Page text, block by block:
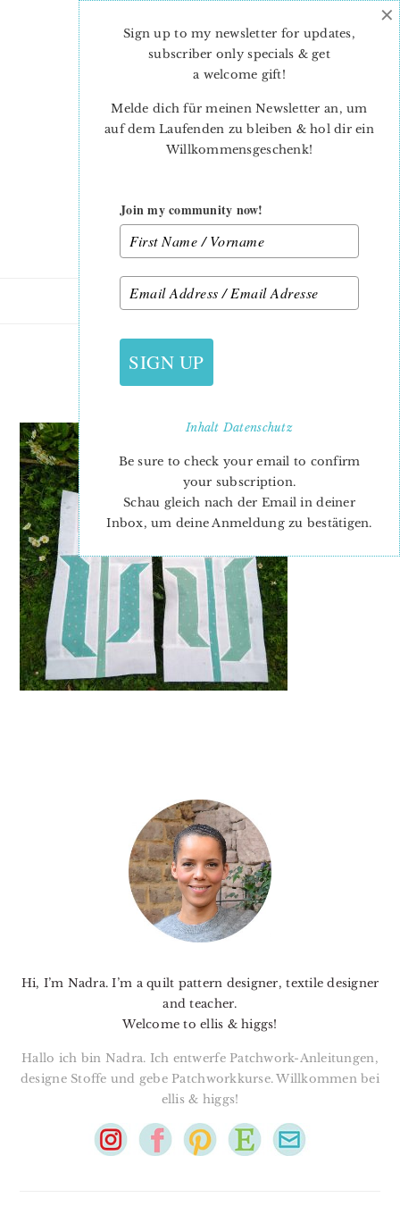
Hi, I’m Nadra. I’m a quilt pattern designer, textile designer
and teacher.
Welcome to ellis & higgs!
Hallo ich bin Nadra. Ich entwerfe Patchwork-Anleitungen,
designe Stoffe und gebe Patchworkkurse. Willkommen bei
ellis & higgs!
Sign up to my newsletter for updates,
subscriber only specials & get
a welcome gift!
Melde dich für meinen Newsletter an, um
auf dem Laufenden zu bleiben & hol dir ein
Willkommensgeschenk!
Join my community now!
SIGN UP
InhaltDatenschutz
Be sure to check your email to confirm
your subscription.
Schau gleich nach der Email in deiner
Inbox, um deine Anmeldung zu bestätigen.
×